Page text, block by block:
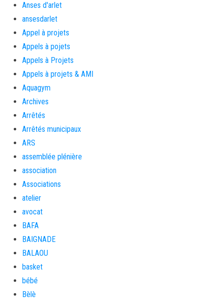
Anses d'arlet
ansesdarlet
Appel à projets
Appels à pojets
Appels à Projets
Appels à projets & AMI
Aquagym
Archives
Arrêtés
Arrêtés municipaux
ARS
assemblée plénière
association
Associations
atelier
avocat
BAFA
BAIGNADE
BALAOU
basket
bébé
Bèlè